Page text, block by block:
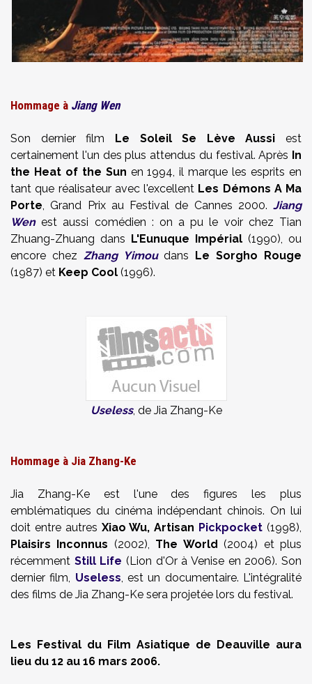
Hommage à Jiang Wen
Son dernier film Le Soleil Se Lève Aussi est
certainement l'un des plus attendus du festival. Après In
the Heat of the Sun en 1994, il marque les esprits en
tant que réalisateur avec l'excellent Les Démons A Ma
Porte , Grand Prix au Festival de Cannes 2000. Jiang
Wenest aussi comédien : on a pu le voir chez Tian
Zhuang-Zhuang dans L'Eunuque Impérial (1990), ou
encore chez Zhang Yimoudans Le Sorgho Rouge
(1987) et Keep Cool (1996).
Useless, de Jia Zhang-Ke
Hommage à Jia Zhang-Ke
Jia Zhang-Ke est l'une des figures les plus
emblématiques du cinéma indépendant chinois. On lui
doit entre autres Xiao Wu, Artisan Pickpocket (1998),
Plaisirs Inconnus (2002), The World (2004) et plus
récemment Still Life (Lion d'Or à Venise en 2006). Son
dernier film, Useless , est un documentaire. L'intégralité
des films de Jia Zhang-Ke sera projetée lors du festival.
Les Festival du Film Asiatique de Deauville aura
lieu du 12 au 16 mars 2006.